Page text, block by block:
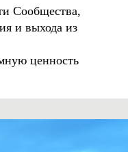
Сообщества,
и выхода из
ценность